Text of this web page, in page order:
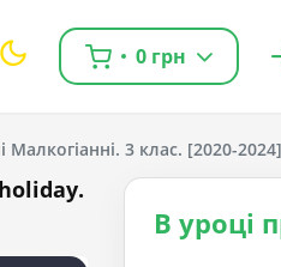
0 грн
3 клас. [2020-2024]
В уроці